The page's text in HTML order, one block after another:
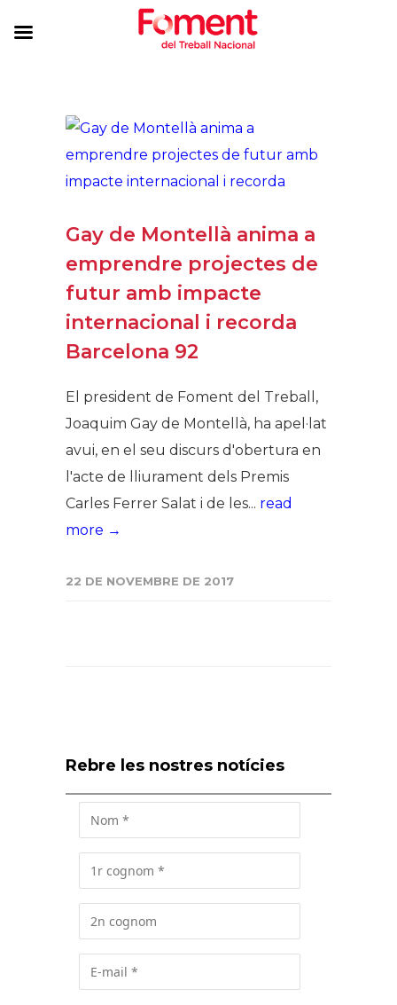
Gay de Montellà anima a
emprendre projectes de
futur amb impacte
internacional i recorda
Barcelona 92
El president de Foment del Treball,
Joaquim Gay de Montellà, ha apel·lat
avui, en el seu discurs d'obertura en
l'acte de lliurament dels Premis
Carles Ferrer Salat i de les... read
more →
22 DE NOVEMBRE DE 2017
Rebre les nostres notícies